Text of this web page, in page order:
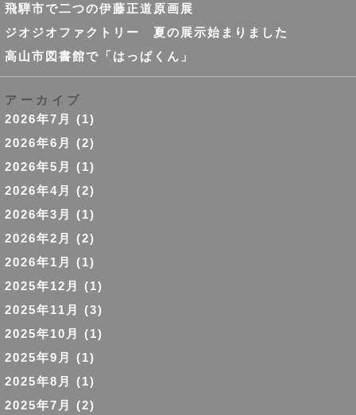
飛騨市で二つの伊藤正道原画展
ジオジオファクトリー 夏の展示始まりました
高山市図書館で「はっぱくん」
アーカイブ
2026年7月
(1)
2026年6月
(2)
2026年5月
(1)
2026年4月
(2)
2026年3月
(1)
2026年2月
(2)
2026年1月
(1)
2025年12月
(1)
2025年11月
(3)
2025年10月
(1)
2025年9月
(1)
2025年8月
(1)
2025年7月
(2)